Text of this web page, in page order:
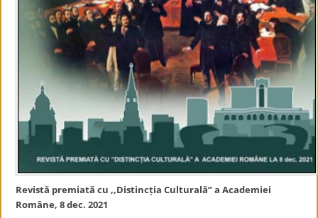
Revistă premiată cu ,,Distincția Culturală” a Academiei
Române, 8 dec. 2021